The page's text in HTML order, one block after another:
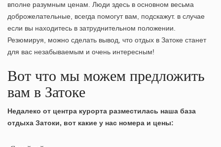
вполне разумным ценам. Люди здесь в основном весьма
доброжелательные, всегда помогут вам, подскажут. в случае
если вы находитесь в затруднительном положении.
Резюмируя, можно сделать вывод, что отдых в Затоке станет
для вас незабываемым и очень интересным!
Вот что мы можем предложить
вам в Затоке
Недалеко от центра курорта разместилась наша база
отдыха Затоки, вот какие у нас номера и цены: